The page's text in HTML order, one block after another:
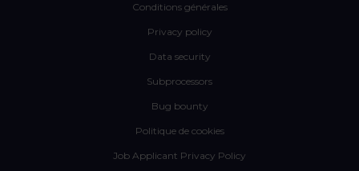
Conditions générales
Privacy policy
Data security
Subprocessors
Bug bounty
Politique de cookies
Job Applicant Privacy Policy